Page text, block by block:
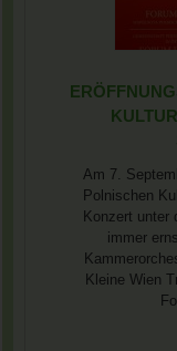
Am 7.
Polnischen
Konzert unter
immer
Kleine Wien